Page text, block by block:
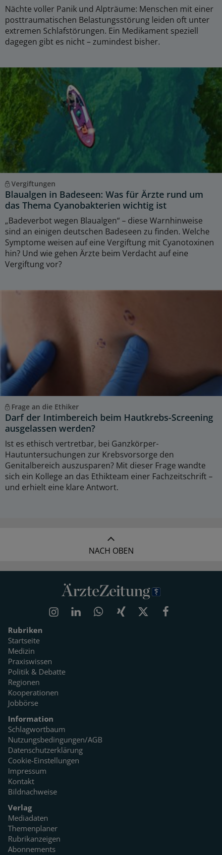
Nächte voller Panik und Alpträume: Menschen mit einer
posttraumatischen Belastungsstörung leiden oft unter
extremen Schlafstörungen. Ein Medikament speziell
dagegen gibt es nicht – zumindest bisher.
Vergiftungen
Blaualgen in Badeseen: Was für Ärzte rund um
das Thema Cyanobakterien wichtig ist
„Badeverbot wegen Blaualgen“ – diese Warnhinweise
sind an einigen deutschen Badeseen zu finden. Welche
Symptome weisen auf eine Vergiftung mit Cyanotoxinen
hin? Und wie gehen Ärzte beim Verdacht auf eine
Vergiftung vor?
Frage an die Ethiker
Darf der Intimbereich beim Hautkrebs-Screening
ausgelassen werden?
Ist es ethisch vertretbar, bei Ganzkörper-
Hautuntersuchungen zur Krebsvorsorge den
Genitalbereich auszusparen? Mit dieser Frage wandte
sich ein Kollege an das Ethikteam einer Fachzeitschrift –
und erhielt eine klare Antwort.
NACH OBEN
Rubriken
Startseite
Medizin
Praxiswissen
Politik & Debatte
Regionen
Kooperationen
Jobbörse
Information
Schlagwortbaum
Nutzungsbedingungen/AGB
Datenschutzerklärung
Cookie-Einstellungen
Impressum
Kontakt
Bildnachweise
Verlag
Mediadaten
Themenplaner
Rubrikanzeigen
Abonnements